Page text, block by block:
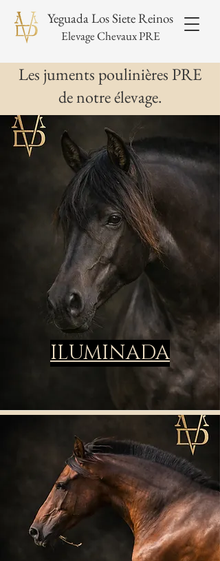
Yeguada Los Siete Reinos
Elevage Chevaux PRE
Les juments poulinières PRE
de notre élevage.
ILUMINADA